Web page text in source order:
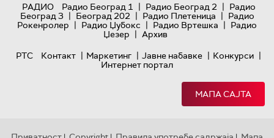
РАДИО
Радио Београд 1 | Радио Београд 2 | Радио
Београд 3 | Београд 202 | Радио Плетеница | Радио
Рокенролер | Радио Џубокс | Радио Вртешка | Радио
Џезер | Архив
РТС
Контакт | Маркетинг | Јавне набавке | Конкурси |
Интернет портал
МАПА САЈТА